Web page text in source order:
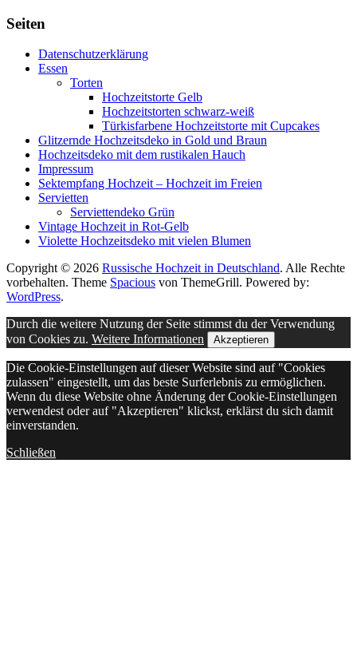
Seiten
Datenschutzerklärung
Essen
Torten
Hochzeitstorte Gelb
Hochzeitstorten schwarz-weiß
Türkisfarbene Hochzeitstorte mit Cupcakes
Glitzernde Hochzeitsdeko in Gold und Braun
Hochzeitsdeko mit dem rustikalen Hauch
Impressum
Sektempfang Hochzeit – Hochzeit im Freien
Servietten
Serviettendeko Grün
Vintage Hochzeit in Rot-Gelb
Violette Hochzeitsdeko mit vielen Blumen
Copyright © 2026 Russische Hochzeit in Deutschland. Alle Rechte
vorbehalten. Theme Spacious von ThemeGrill. Powered by:
WordPress.
Durch die weitere Nutzung der Seite stimmst du der Verwendung
von Cookies zu. Weitere Informationen Akzeptieren
Die Cookie-Einstellungen auf dieser Website sind auf "Cookies
zulassen" eingestellt, um das beste Surferlebnis zu ermöglichen.
Wenn du diese Website ohne Änderung der Cookie-Einstellungen
verwendest oder auf "Akzeptieren" klickst, erklärst du sich damit
einverstanden.
Schließen